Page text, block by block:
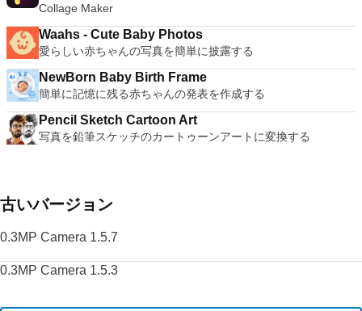
Collage Maker
Waahs - Cute Baby Photos
愛らしい赤ちゃんの写真を簡単に披露する
NewBorn Baby Birth Frame
簡単に記憶に残る赤ちゃんの発表を作成する
Pencil Sketch Cartoon Art
写真を鉛筆スケッチのカートゥーンアートに変換する
古いバージョン
0.3MP Camera 1.5.7
0.3MP Camera 1.5.3